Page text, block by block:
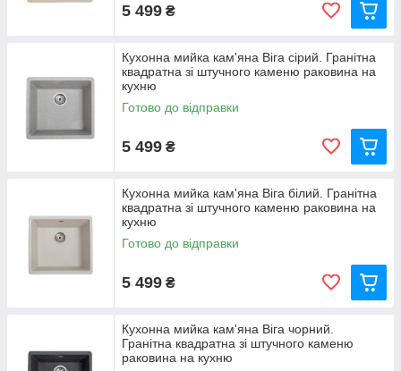
5 499 ₴
Кухонна мийка кам'яна Віга сірий. Гранітна
квадратна зі штучного каменю раковина на
кухню
Готово до відправки
5 499 ₴
Кухонна мийка кам'яна Віга білий. Гранітна
квадратна зі штучного каменю раковина на
кухню
Готово до відправки
5 499 ₴
Кухонна мийка кам'яна Віга чорний.
Гранітна квадратна зі штучного каменю
раковина на кухню